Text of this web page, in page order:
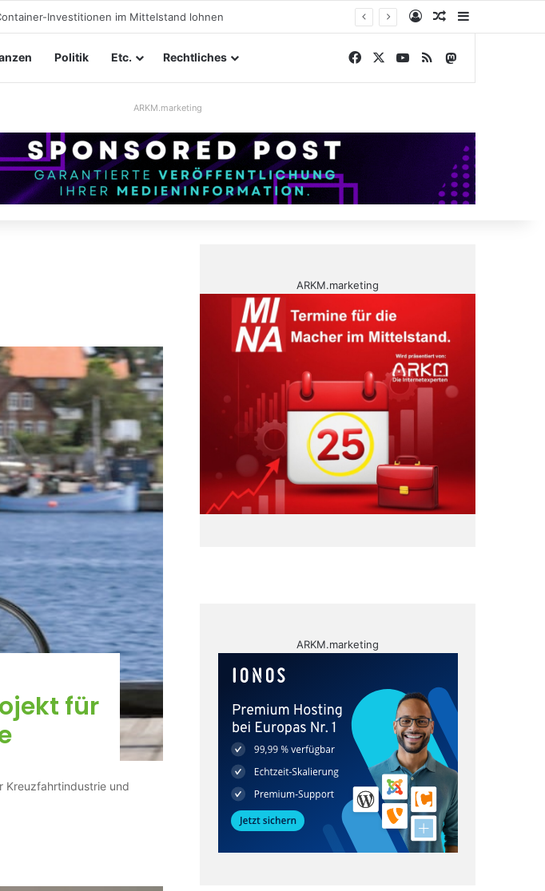
für temporäre Außengelände AnmeldenZufälliger
Politik Etc. Rechtliches Facebook YouTube
RSS
ARKM.marketing
für
Kreuzfahrtindustrie und
ARKM.marketing
ARKM.marketing